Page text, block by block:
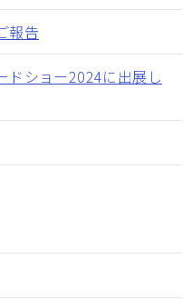
報告
ドショー2024に出展し